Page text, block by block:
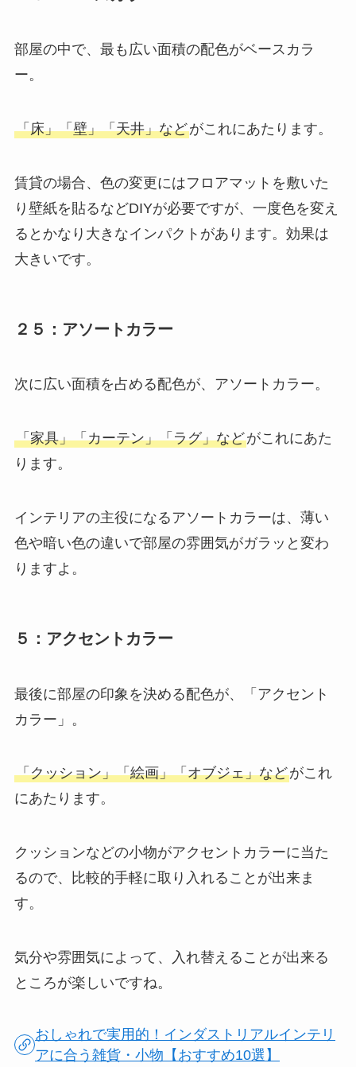
部屋の中で、最も広い面積の配色がベースカラ
ー。
「床」「壁」「天井」などがこれにあたります。
賃貸の場合、色の変更にはフロアマットを敷いた
り壁紙を貼るなどDIYが必要ですが、一度色を変え
るとかなり大きなインパクトがあります。効果は
大きいです。
２５：アソートカラー
次に広い面積を占める配色が、アソートカラー。
「家具」「カーテン」「ラグ」などがこれにあた
ります。
インテリアの主役になるアソートカラーは、薄い
色や暗い色の違いで部屋の雰囲気がガラッと変わ
りますよ。
５：アクセントカラー
最後に部屋の印象を決める配色が、「アクセント
カラー」。
「クッション」「絵画」「オブジェ」などがこれ
にあたります。
クッションなどの小物がアクセントカラーに当た
るので、比較的手軽に取り入れることが出来ま
す。
気分や雰囲気によって、入れ替えることが出来る
ところが楽しいですね。
おしゃれで実用的！インダストリアルインテリ
アに合う雑貨・小物【おすすめ10選】